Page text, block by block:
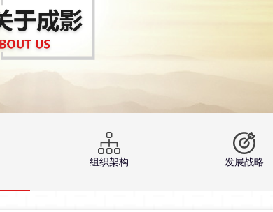
组织架构 发展战略